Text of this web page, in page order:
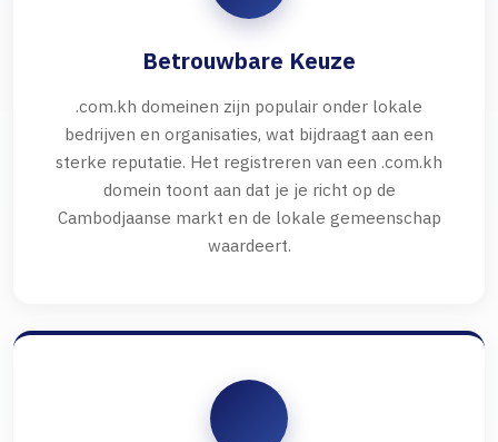
Betrouwbare Keuze
.com.kh domeinen zijn populair onder lokale
bedrijven en organisaties, wat bijdraagt aan een
sterke reputatie. Het registreren van een .com.kh
domein toont aan dat je je richt op de
Cambodjaanse markt en de lokale gemeenschap
waardeert.